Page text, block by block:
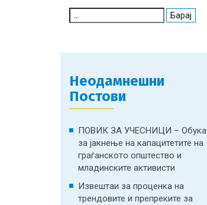
for:
Неодамнешни
Постови
ПОВИК ЗА УЧЕСНИЦИ – Обука
за јакнење на капацитетите на
граѓанското општество и
младинските активисти
Извештаи за проценка на
трендовите и препреките за